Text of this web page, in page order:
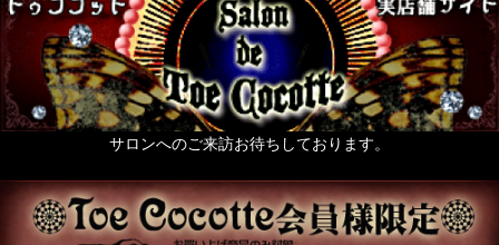
zoo 色々動物なもの
薔薇なもの。
ポスト投函便発送OKのお品
送料無料まで後少し（500円以下のお品）
サロンへのご来訪お待ちしております。